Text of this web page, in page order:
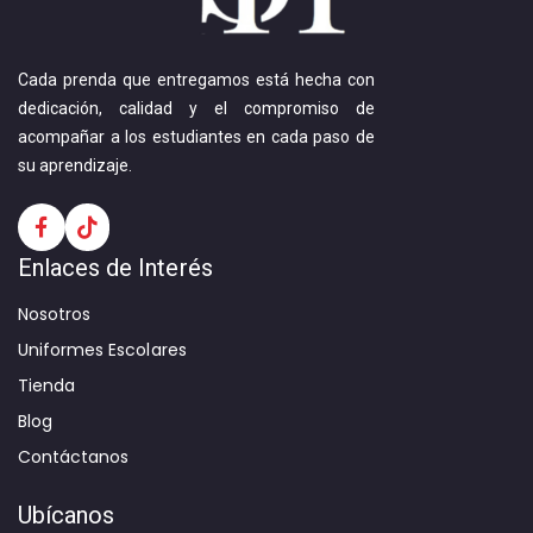
Cada prenda que entregamos está hecha con
dedicación, calidad y el compromiso de
acompañar a los estudiantes en cada paso de
su aprendizaje.
Enlaces de Interés
Nosotros
Uniformes Escolares
Tienda
Blog
Contáctanos
Ubícanos